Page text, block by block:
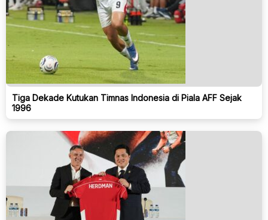
Tiga Dekade Kutukan Timnas Indonesia di Piala AFF Sejak
1996